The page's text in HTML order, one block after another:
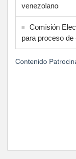
venezolano
Comisión
para proceso
Contenido